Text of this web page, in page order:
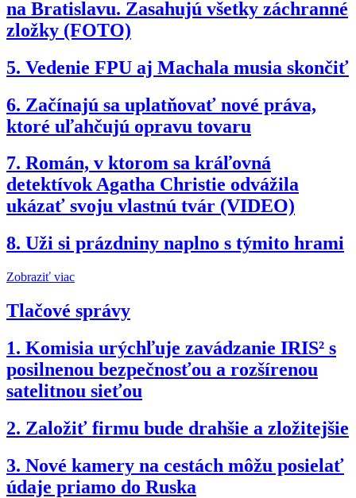
na Bratislavu. Zasahujú všetky záchranné
zložky (FOTO)
5. Vedenie FPU aj Machala musia skončiť
6. Začínajú sa uplatňovať nové práva,
ktoré uľahčujú opravu tovaru
7. Román, v ktorom sa kráľovná
detektívok Agatha Christie odvážila
ukázať svoju vlastnú tvár (VIDEO)
8. Uži si prázdniny naplno s týmito hrami
Zobraziť viac
Tlačové správy
1. Komisia urýchľuje zavádzanie IRIS² s
posilnenou bezpečnosťou a rozšírenou
satelitnou sieťou
2. Založiť firmu bude drahšie a zložitejšie
3. Nové kamery na cestách môžu posielať
údaje priamo do Ruska